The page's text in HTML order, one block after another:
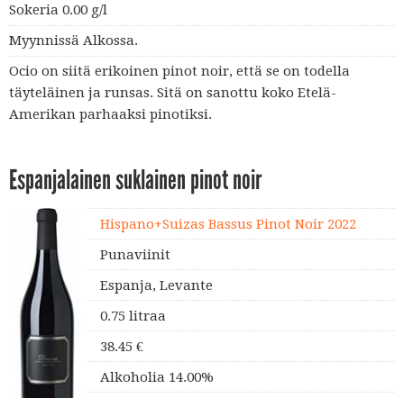
Sokeria 0.00 g/l
Myynnissä Alkossa.
Ocio on siitä erikoinen pinot noir, että se on todella
täyteläinen ja runsas. Sitä on sanottu koko Etelä-
Amerikan parhaaksi pinotiksi.
Espanjalainen suklainen pinot noir
Hispano+Suizas Bassus Pinot Noir 2022
Punaviinit
Espanja, Levante
0.75 litraa
38.45 €
Alkoholia 14.00%